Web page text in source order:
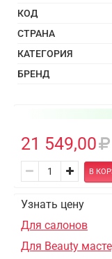
КОД
СТРАНА
КАТЕГОРИЯ
БРЕНД
21 549,00
В
Узнать цену
Для салонов
Для Beauty